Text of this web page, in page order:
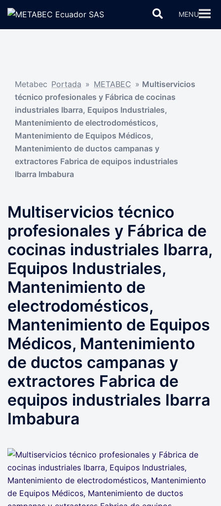
Saltar
contenido
Buscar MENU
Metabec Portada » METABEC » Multiservicios
técnico profesionales y Fábrica de cocinas
industriales Ibarra, Equipos Industriales,
Mantenimiento de electrodomésticos,
Mantenimiento de Equipos Médicos,
Mantenimiento de ductos campanas y
extractores Fabrica de equipos industriales
Ibarra Imbabura
Multiservicios técnico
profesionales y Fábrica de
cocinas industriales Ibarra,
Equipos Industriales,
Mantenimiento de
electrodomésticos,
Mantenimiento de Equipos
Médicos, Mantenimiento
de ductos campanas y
extractores Fabrica de
equipos industriales Ibarra
Imbabura